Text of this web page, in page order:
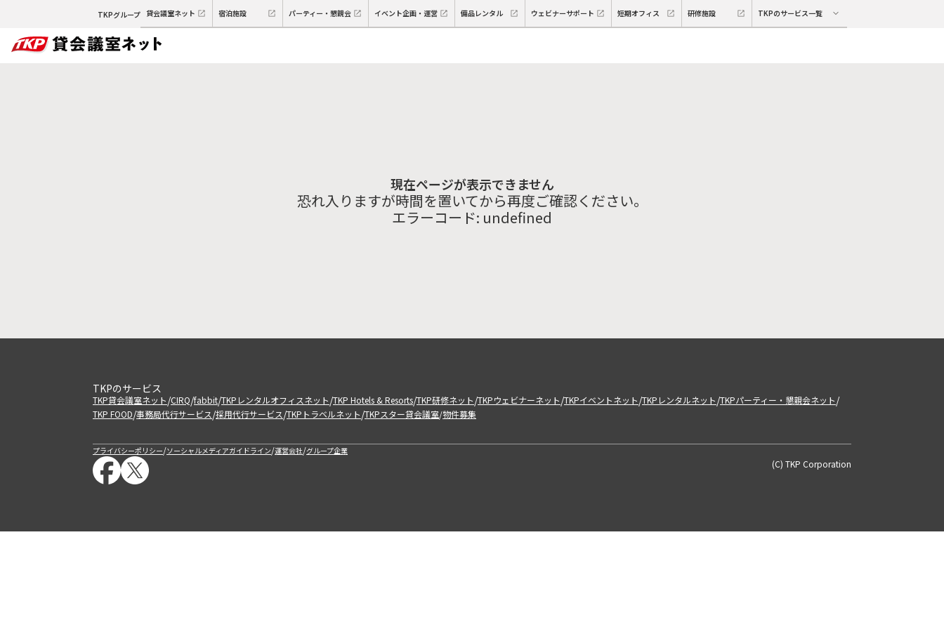
TKPグループ 貸会議室ネット 宿泊施設 パーティー・懇親会 イベント企画・運営 備品レンタル ウェビナーサポート 短期オフィス 研修施設 TKPのサービス一覧
現在ページが表示できません
恐れ入りますが時間を置いてから再度ご確認ください。
エラーコード: undefined
TKPのサービス
TKP貸会議室ネット/CIRQ/fabbit/TKPレンタルオフィスネット/TKP Hotels & Resorts/TKP研修ネット/TKPウェビナーネット/TKPイベントネット/TKPレンタルネット/TKPパーティー・懇親会ネット/
TKP FOOD/事務局代行サービス/採用代行サービス/TKPトラベルネット/TKPスター貸会議室/物件募集
プライバシーポリシー/ソーシャルメディアガイドライン/運営会社/グループ企業
(C) TKP Corporation